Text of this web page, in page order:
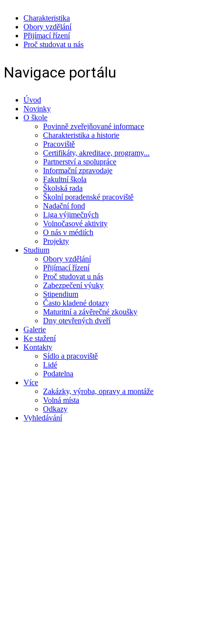
Charakteristika
Obory vzdělání
Přijímací řízení
Proč studovat u nás
Navigace portálu
Úvod
Novinky
O škole
Povinně zveřejňované informace
Charakteristika a historie
Pracoviště
Certifikáty, akreditace, programy...
Partnerství a spolupráce
Informační zpravodaje
Fakultní škola
Školská rada
Školní poradenské pracoviště
Nadační fond
Liga výjimečných
Volnočasové aktivity
O nás v médiích
Projekty
Studium
Obory vzdělání
Přijímací řízení
Proč studovat u nás
Zabezpečení výuky
Stipendium
Často kladené dotazy
Maturitní a závěrečné zkoušky
Dny otevřených dveří
Galerie
Ke stažení
Kontakty
Sídlo a pracoviště
Lidé
Podatelna
Více
Zakázky, výroba, opravy a montáže
Volná místa
Odkazy
Vyhledávání